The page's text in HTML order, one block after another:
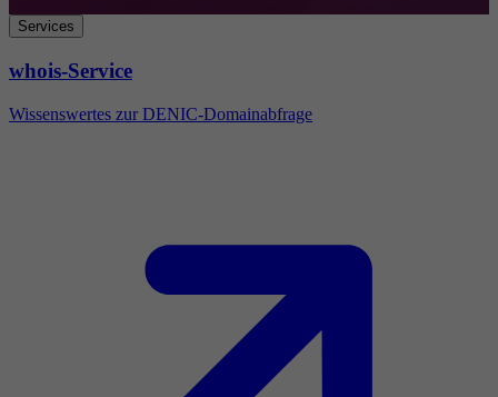
Services
whois-Service
Wissenswertes zur DENIC-Domainabfrage